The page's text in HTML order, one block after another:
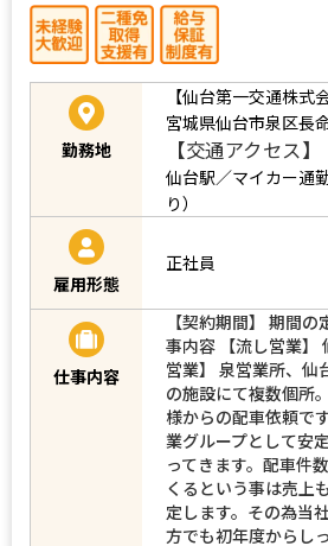
勤務地
【仙台第一交通株式
宮城県仙台市泉区長
【交通アクセス】
仙台駅／マイカー通
り）
雇用形態
正社員
仕事内容
【契約期間】 期間
事内容 【流し営業】
営業】 泉営業所、仙
の施設にて複数個所
様からの配車依頼で
業グループとして安
ってきます。配車件
くるという事は売上
定します。その為当
方でも初年度からし